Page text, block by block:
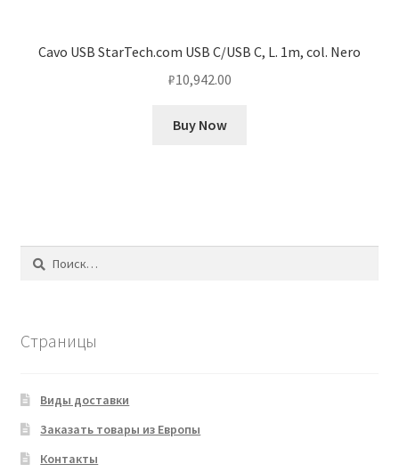
Cavo USB StarTech.com USB C/USB C, L. 1m, col. Nero
₽10,942.00
Buy Now
Найти:
Страницы
Виды доставки
Заказать товары из Европы
Контакты